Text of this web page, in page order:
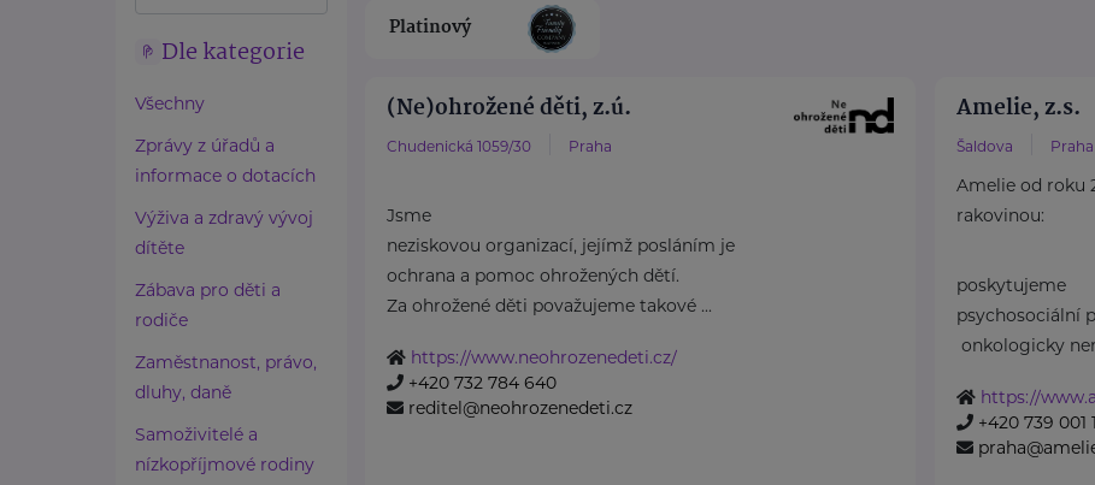
Dle kategorie
Všechny
Zprávy z úřadů a
informace o dotacích
Výživa a zdravý vývoj
dítěte
Zábava pro děti a
rodiče
Zaměstnanost, právo,
dluhy, daně
Samoživitelé a
nízkopříjmové rodiny
Platinový
(Ne)ohrožené děti, z.ú.
Chudenická 1059/30 Praha
Jsme
neziskovou organizací, jejímž posláním je
ochrana a pomoc ohrožených dětí.
Za ohrožené děti považujeme takové ...
https://www.neohrozenedeti.cz/
+420 732 784 640
reditel@neohrozenedeti.cz
Amelie, z.s.
Šaldova Praha
Amelie od roku
rakovinou:
poskytujeme
psychosociální
onkologicky
https://
+420 739 001